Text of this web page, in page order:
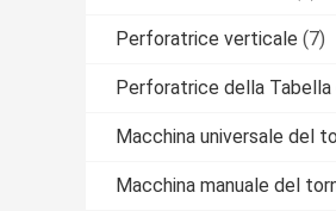
Perforatrice verticale (7)
Perforatrice della Tabella
Macchina universale del
Macchina manuale del